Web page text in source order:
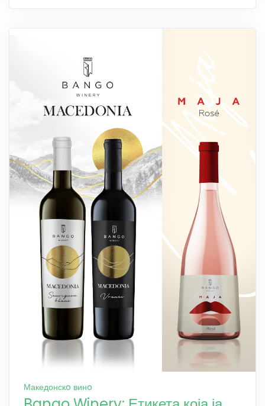
Македонскo винo